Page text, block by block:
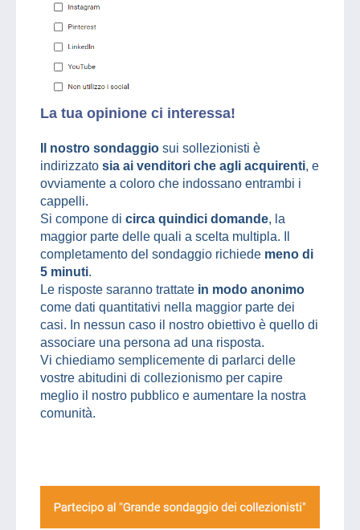
La tua opinione ci interessa!
Il nostro sondaggio sui sollezionisti è
indirizzato sia ai venditori che agli acquirenti, e
ovviamente a coloro che indossano entrambi i
cappelli.
Si compone di circa quindici domande, la
maggior parte delle quali a scelta multipla. Il
completamento del sondaggio richiede meno di
5 minuti.
Le risposte saranno trattate in modo anonimo
come dati quantitativi nella maggior parte dei
casi. In nessun caso il nostro obiettivo è quello di
associare una persona ad una risposta.
Vi chiediamo semplicemente di parlarci delle
vostre abitudini di collezionismo per capire
meglio il nostro pubblico e aumentare la nostra
comunità.